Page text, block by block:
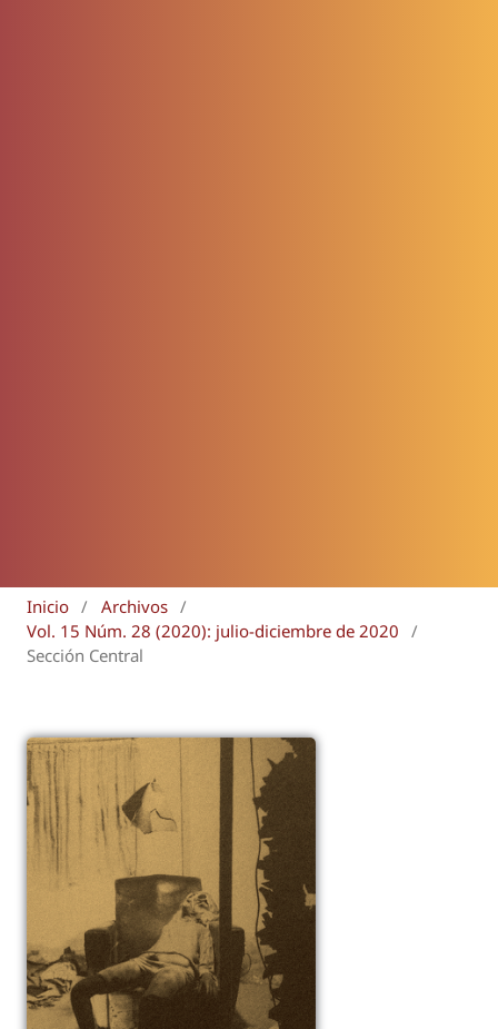
Inicio / Archivos /
Vol. 15 Núm. 28 (2020): julio-diciembre de 2020
/
Sección Central